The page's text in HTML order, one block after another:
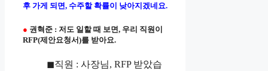
후 가게 되면, 수주할 확률이 낮아지겠네요.
● 권혁준 : 저도 일할 때 보면, 우리 직원이
RFP(제안요청서)를 받아요.
◼직원 : 사장님, RFP 받았습